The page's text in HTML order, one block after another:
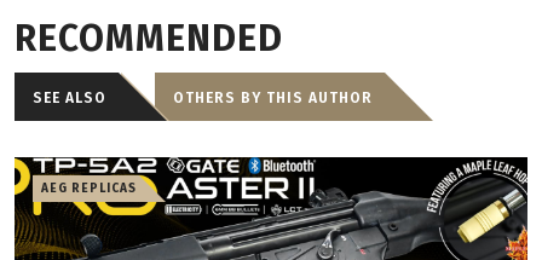
RECOMMENDED
SEE ALSO OTHERS BY THIS AUTHOR
AEG REPLICAS